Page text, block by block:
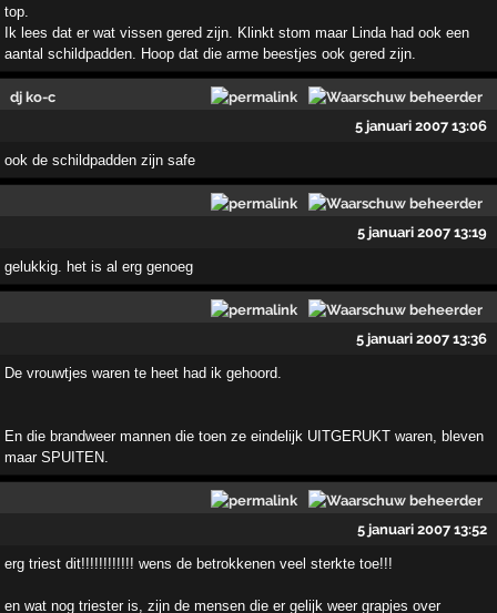
top.
Ik lees dat er wat vissen gered zijn. Klinkt stom maar Linda had ook een
aantal schildpadden. Hoop dat die arme beestjes ook gered zijn.
dj ko-c
5 januari 2007 13:06
ook de schildpadden zijn safe
5 januari 2007 13:19
gelukkig. het is al erg genoeg
5 januari 2007 13:36
De vrouwtjes waren te heet had ik gehoord.
En die brandweer mannen die toen ze eindelijk UITGERUKT waren, bleven
maar SPUITEN.
5 januari 2007 13:52
erg triest dit!!!!!!!!!!!! wens de betrokkenen veel sterkte toe!!!
en wat nog triester is, zijn de mensen die er gelijk weer grapjes over